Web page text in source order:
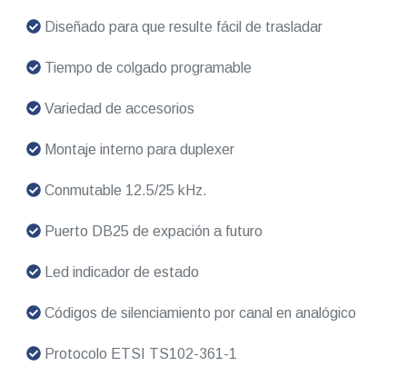
Diseñado para que resulte fácil de trasladar
Tiempo de colgado programable
Variedad de accesorios
Montaje interno para duplexer
Conmutable 12.5/25 kHz.
Puerto DB25 de expación a futuro
Led indicador de estado
Códigos de silenciamiento por canal en analógico
Protocolo ETSI TS102-361-1